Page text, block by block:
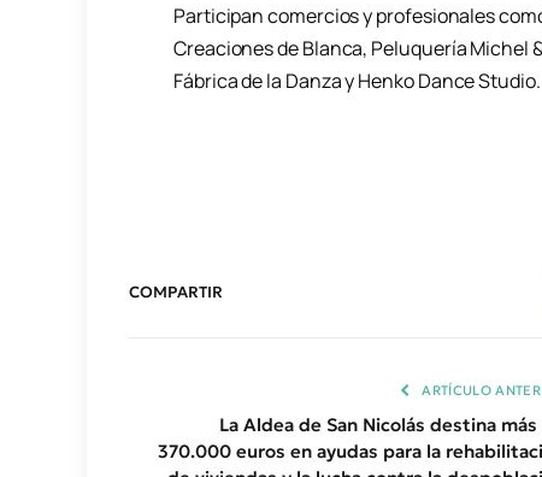
Participan comercios y profesionales
Creaciones de Blanca, Peluquería Michel
Fábrica de la Danza y Henko Dance Studio.
COMPARTIR
ARTÍCULO
La Aldea de San Nicolás destina
370.000 euros en ayudas para la